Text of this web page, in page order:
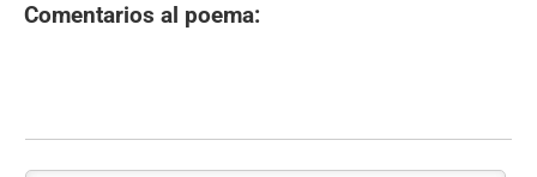
Comentarios al poema: